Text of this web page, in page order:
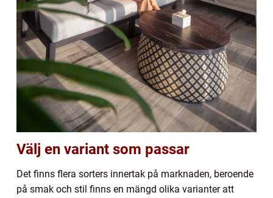
Välj en variant som passar
Det finns flera sorters innertak på marknaden, beroende
på smak och stil finns en mängd olika varianter att